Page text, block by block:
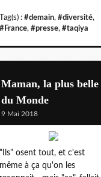
Tag(s) : #demain, #diversité,
#France, #presse, #taqiya
Maman, la plus belle
du Monde
9 Mai 2018
"Ils" osent tout, et c'est
même à ça qu'on les